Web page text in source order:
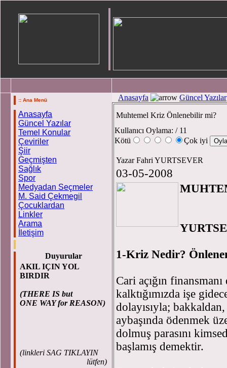
:: Ana Menü
Anasayfa
Güncel Yazılar
Temel Konular
Çeviriler
Şiir
Geçmişten
Sağlık
Spor
Medyadan Seçmeler
M. Said Çekmegil
Çocuklardan
Linkler
Arama
İletişim
Duyurular
AKIL IÇIN YOL
BIRDIR
(THERE IS but
ONE WAY for REASON)
(linkleri SAG TIKLAYIN
lütfen)
Anasayfa Güncel Yazılar
Muhtemel Kriz Önlenebilir mi?
Kullanıcı Oylama: / 11
Kötü
Çok iyi
Yazar Fahri YURTSEVER
03-05-2008
1-Kriz Nedir?
Cari açığın
kalktığımızda işe
dolayısıyla;
aybaşında ödenmek
dolmuş parasını
başlamış demektir.